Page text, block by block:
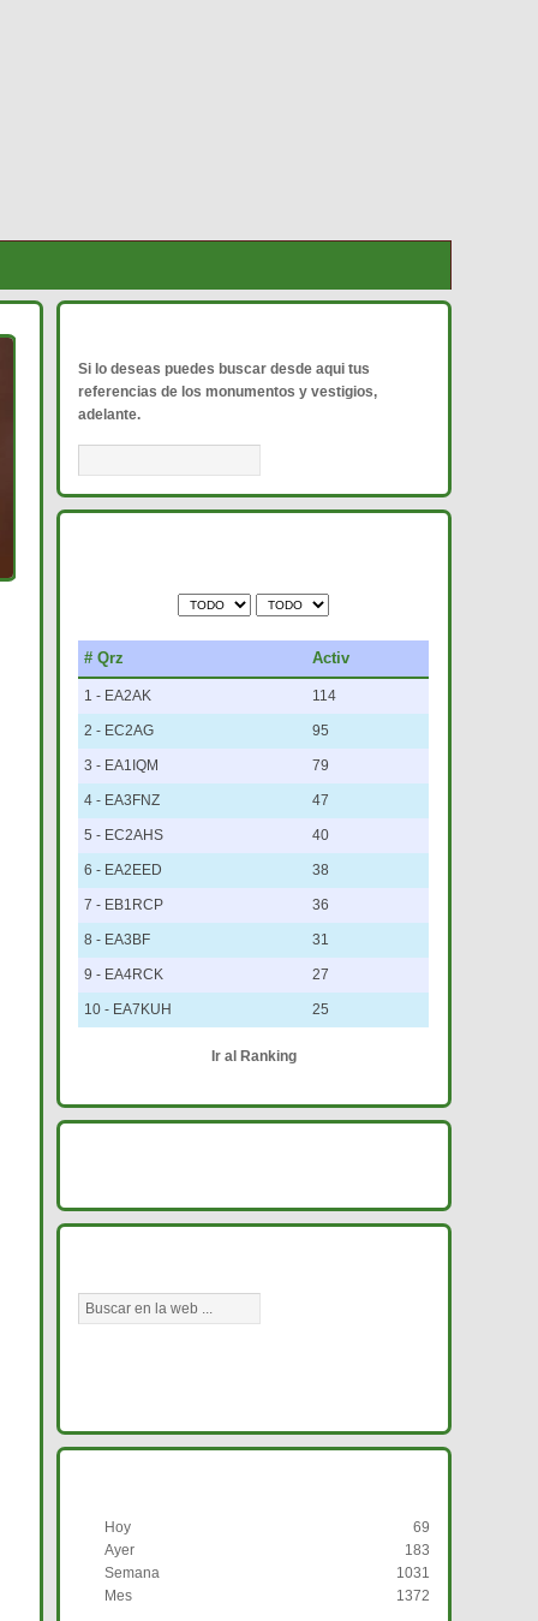
Si lo deseas puedes buscar desde aqui tus
referencias de los monumentos y vestigios,
adelante.
# Qrz Activ
1 - EA2AK 114
2 - EC2AG 95
3 - EA1IQM 79
4 - EA3FNZ 47
5 - EC2AHS 40
6 - EA2EED 38
7 - EB1RCP 36
8 - EA3BF 31
9 - EA4RCK 27
10 - EA7KUH 25
Ir al Ranking
Hoy
69
Ayer
183
Semana
1031
Mes
1372